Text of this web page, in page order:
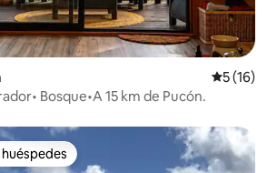
5 (16)
Bosque•A 15 km de Pucón.
preferido